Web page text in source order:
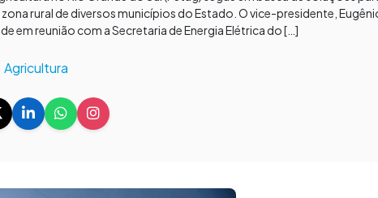
rural de diversos municípios do Estado. O vice-presidente,
em reunião com a Secretaria de Energia Elétrica do […]
Agricultura